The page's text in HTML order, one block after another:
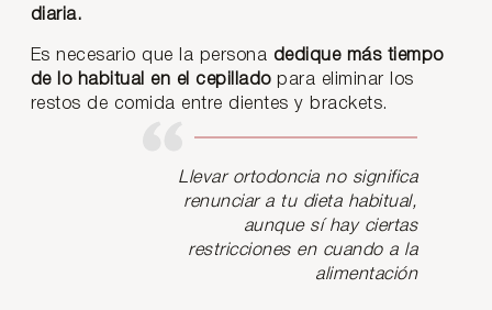
diaria.
Es necesario que la persona dedique más tiempo
de lo habitual en el cepilladopara eliminar los
restos de comida entre dientes y brackets.
Llevar ortodoncia no significa
renunciar a tu dieta habitual,
aunque sí hay ciertas
restricciones en cuando a la
alimentación